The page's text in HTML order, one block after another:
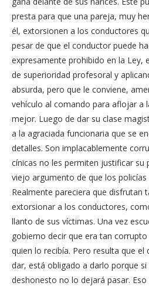
presta para que una pareja, muy
él, extorsionen a los conductores
pesar de que el conductor puede
expresamente prohibido en la Ley,
de superioridad profesoral y
absurda, pero que le conviene,
vehículo al comando para aflojar a
mejor. Luego de dar su clase
a la agraciada funcionaria que se
detalles. Son implacablemente
cínicas no les permiten justificar su
viejo argumento de que los
Realmente pareciera que disfrutan
extorsionar a los conductores,
llanto de sus víctimas. Una vez
gobierno decir que era tan
quien lo recibía. Pero resulta que el
dar, está obligado a darlo porque
deshonesto no lo dejará pasar.